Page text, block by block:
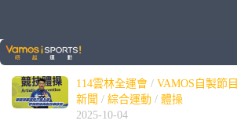
標籤：唐嘉鴻
114雲林全運會 / VAMOS自製節目
新聞 / 綜合運動 / 體操
2025-10-04